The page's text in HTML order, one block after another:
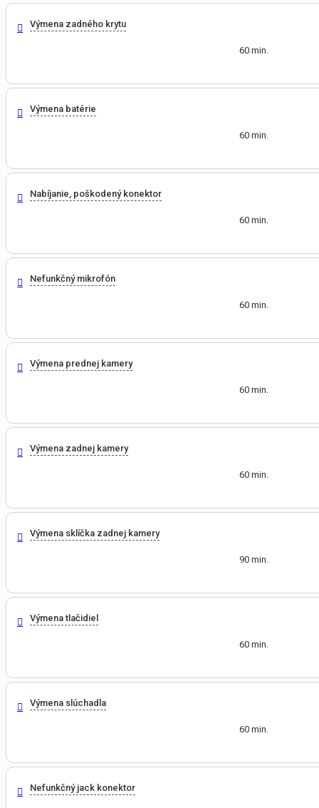
Výmena zadného krytu
60 min.
Výmena batérie
60 min.
Nabíjanie, poškodený konektor
60 min.
Nefunkčný mikrofón
60 min.
Výmena prednej kamery
60 min.
Výmena zadnej kamery
60 min.
Výmena sklíčka zadnej kamery
90 min.
Výmena tlačidiel
60 min.
Výmena slúchadla
60 min.
Nefunkčný jack konektor